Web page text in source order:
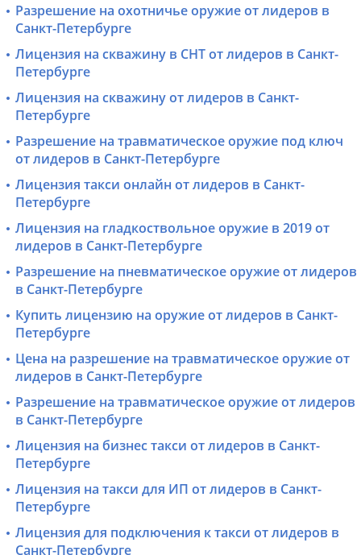
Разрешение на охотничье оружие от лидеров в
Санкт-Петербурге
Лицензия на скважину в СНТ от лидеров в Санкт-
Петербурге
Лицензия на скважину от лидеров в Санкт-
Петербурге
Разрешение на травматическое оружие под ключ
от лидеров в Санкт-Петербурге
Лицензия такси онлайн от лидеров в Санкт-
Петербурге
Лицензия на гладкоствольное оружие в 2019 от
лидеров в Санкт-Петербурге
Разрешение на пневматическое оружие от лидеров
в Санкт-Петербурге
Купить лицензию на оружие от лидеров в Санкт-
Петербурге
Цена на разрешение на травматическое оружие от
лидеров в Санкт-Петербурге
Разрешение на травматическое оружие от лидеров
в Санкт-Петербурге
Лицензия на бизнес такси от лидеров в Санкт-
Петербурге
Лицензия на такси для ИП от лидеров в Санкт-
Петербурге
Лицензия для подключения к такси от лидеров в
Санкт-Петербурге